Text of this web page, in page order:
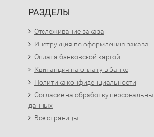
РАЗДЕЛЫ
Отслеживание заказа
Инструкция по оформлению заказа
Оплата банковской картой
Квитанция на оплату в банке
Политика конфиденциальности
Согласие на обработку
данных
Все страницы